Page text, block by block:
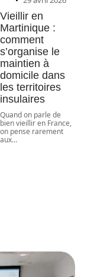
Vieillir en
Martinique :
comment
s’organise le
maintien à
domicile dans
les territoires
insulaires
Quand on parle de
bien vieillir en France,
on pense rarement
aux…